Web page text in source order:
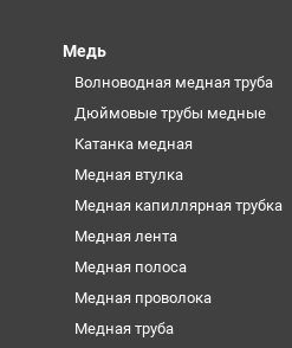
Медь
Волноводная медная труба
Дюймовые трубы медные
Катанка медная
Медная втулка
Медная капиллярная трубка
Медная лента
Медная полоса
Медная проволока
Медная труба